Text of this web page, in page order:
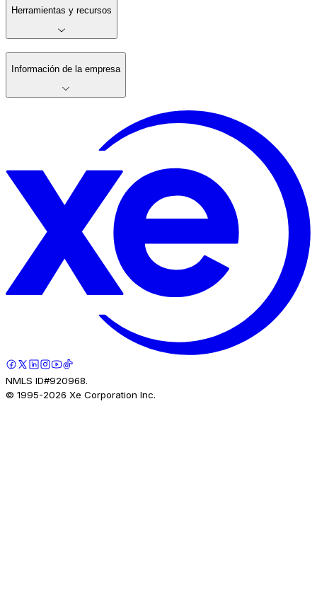
Herramientas y recursos
Información de la empresa
NMLS ID#920968.
© 1995-2026 Xe Corporation Inc.